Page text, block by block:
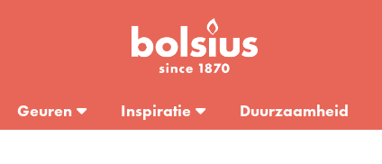
Geuren Inspiratie Duurzaamheid